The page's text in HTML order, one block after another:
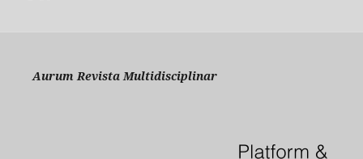
Aurum Revista Multidisciplinar